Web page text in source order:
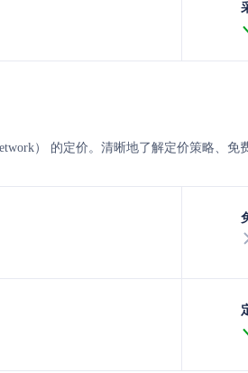
） 的定价。清晰地了解定价策略、